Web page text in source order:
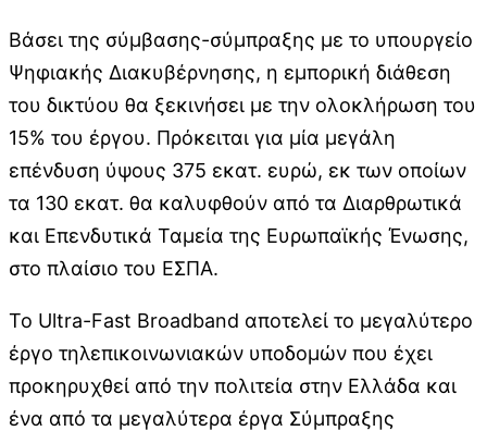
Βάσει της σύμβασης-σύμπραξης με το υπουργείο
Ψηφιακής Διακυβέρνησης, η εμπορική διάθεση
του δικτύου θα ξεκινήσει με την ολοκλήρωση του
15% του έργου. Πρόκειται για μία μεγάλη
επένδυση ύψους 375 εκατ. ευρώ, εκ των οποίων
τα 130 εκατ. θα καλυφθούν από τα Διαρθρωτικά
και Επενδυτικά Ταμεία της Ευρωπαϊκής Ένωσης,
στο πλαίσιο του ΕΣΠΑ.
Το Ultra-Fast Broadband αποτελεί το μεγαλύτερο
έργο τηλεπικοινωνιακών υποδομών που έχει
προκηρυχθεί από την πολιτεία στην Ελλάδα και
ένα από τα μεγαλύτερα έργα Σύμπραξης